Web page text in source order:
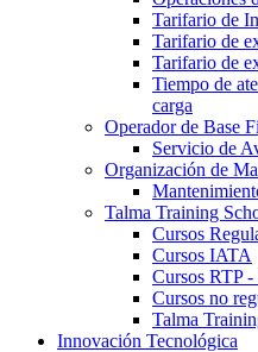
Tarifario de
Tarifario de
Tarifario de
Tiempo de
carga
Operador de Base
Servicio de
Organización de
Talma Training
Cursos
Cursos IATA
Cursos RTP
Cursos no
Talma
Innovación Tecnológica